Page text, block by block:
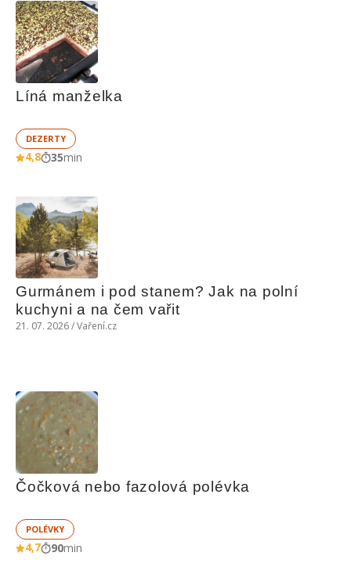
Líná manželka
DEZERTY
4,8 35min
Gurmánem i pod stanem? Jak na polní
kuchyni a na čem vařit
21. 07. 2026 / Vaření.cz
Čočková nebo fazolová polévka
POLÉVKY
4,7 90min